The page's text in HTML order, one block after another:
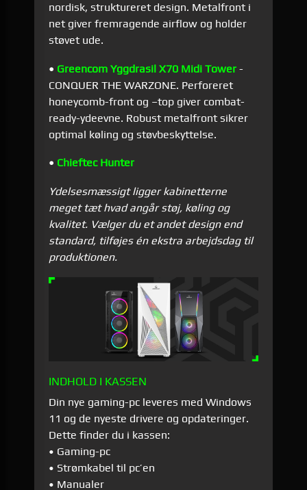
nordisk, struktureret design. Metalfront i
net giver fremragende airflow og holder
støvet ude.
• Greencom Yggdrasil X70 Midi Tower -
CONQUER THE WARZONE. Perforeret
honeycomb-front og –top giver combat-
ready-ydeevne. Robust metalfront sikrer
optimal køling og støvbeskyttelse.
• Chieftec Hunter
Ydelsesmæssigt ligger kabinetterne
meget tæt hvad angår støj, køling og
kvalitet. Vælger du et andet design end
standard, tilføjes én ekstra arbejdsdag til
produktionen.
INDHOLD I KASSEN
Din nye gaming-pc leveres med Windows
11 og de nyeste drivere og opdateringer.
Dette finder du i kassen:
• Gaming-pc
• Strømkabel til pc’en
• Manualer